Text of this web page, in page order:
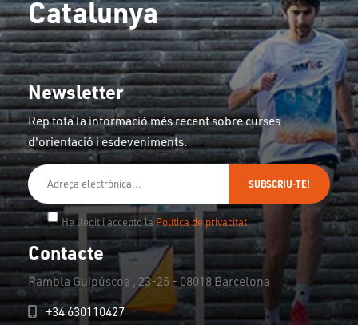
Catalunya
Newsletter
Rep tota la informació més recent sobre curses
d'orientació i esdeveniments.
SUBSCRIU-TE!
He llegit i accepto la Política de privacitat
Contacte
Rambla Guipúscoa , 23-25 - 08018 Barcelona
:+34 630110427